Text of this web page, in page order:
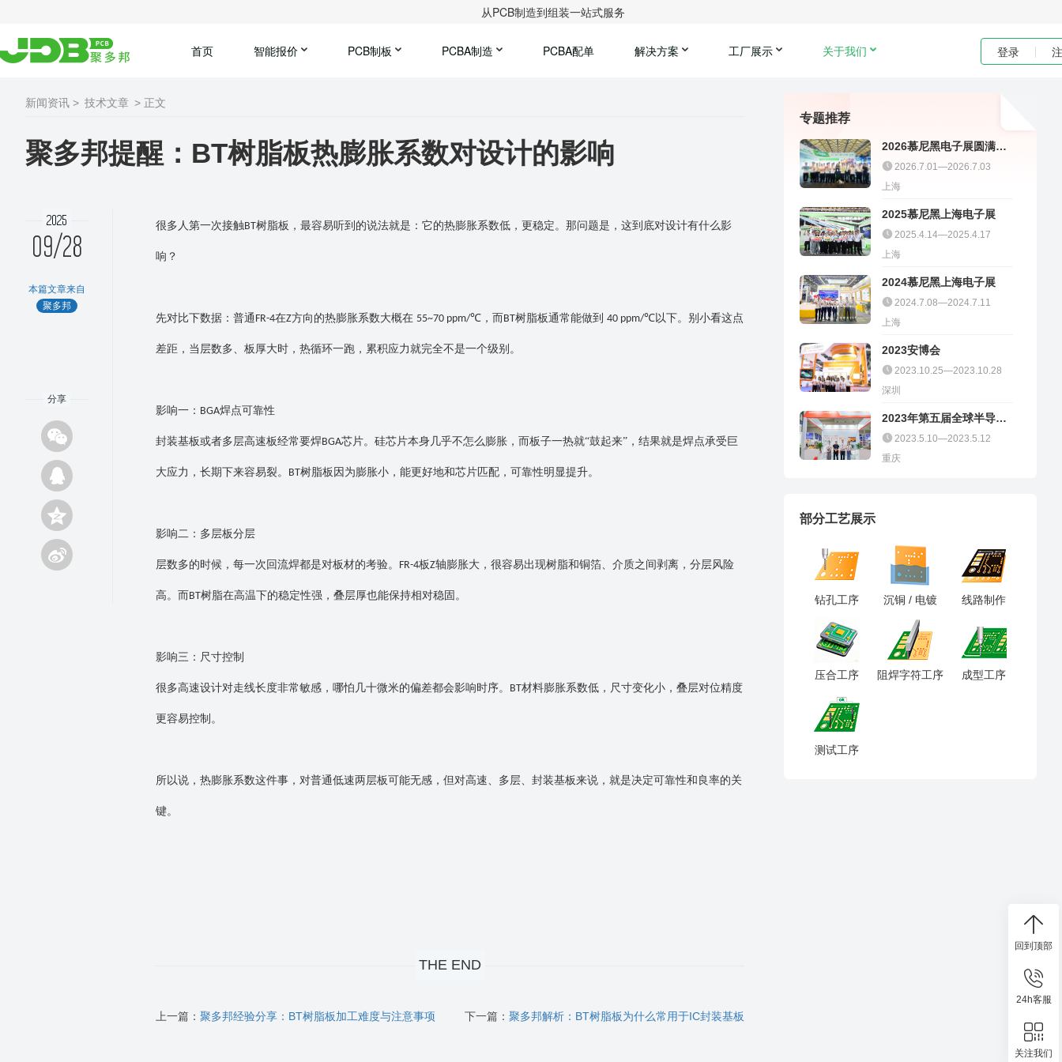
从PCB制造到组装一站式服务
首页 智能报价 PCB制板 PCBA制造 PCBA配单 解决方案 工厂展示 关于我们 登录
新闻资讯 > 技术文章 > 正文
聚多邦提醒：BT树脂板热膨胀系数对设计的影响
2025
09/28
本篇文章来自
聚多邦
分享
很多人第一次接触BT树脂板，最容易听到的说法就是：它的热膨胀系数低，更稳定。那问题是，这到底对设计有什么影
响？
先对比下数据：普通 FR-4在Z方向的热膨胀系数大概在 55~70 ppm/℃，而 BT树脂板通常能做到 40 ppm/℃以下。别小看这点
差距，当层数多、板厚大时，热循环一跑，累积应力就完全不是一个级别。
影响一： BGA焊点可靠性
封装基板或者多层高速板经常要焊BGA芯片。硅芯片本身几乎不怎么膨胀，而板子一热就“鼓起来”，结果就是焊点承受巨
大应力，长期下来容易裂。 BT树脂板因为膨胀小，能更好地和芯片匹配，可靠性明显提升。
影响二：多层板分层
层数多的时候，每一次回流焊都是对板材的考验。 FR-4板Z轴膨胀大，很容易出现树脂和铜箔、介质之间剥离，分层风险
高。而 BT树脂在高温下的稳定性强，叠层厚也能保持相对稳固。
影响三：尺寸控制
很多高速设计对走线长度非常敏感，哪怕几十微米的偏差都会影响时序。 BT材料膨胀系数低，尺寸变化小，叠层对位精度
更容易控制。
所以说，热膨胀系数这件事，对普通低速两层板可能无感，但对高速、多层、封装基板来说，就是决定可靠性和良率的关
键。
THE END
上一篇： 聚多邦经验分享：BT树脂板加工难度与注意事项 下一篇： 聚多邦解析：BT树脂板为什么常用于IC封装基板
专题推荐
2026慕尼黑电子展圆满收
官｜聚多邦精彩不停
2026.7.01—2026.7.03
上海
2025慕尼黑上海电子展
2025.4.14—2025.4.17
上海
2024慕尼黑上海电子展
2024.7.08—2024.7.11
上海
2023安博会
2023.10.25—2023.10.28
深圳
2023年第五届全球半导体
产业（重庆）博览会
2023.5.10—2023.5.12
重庆
部分工艺展示
钻孔工序 沉铜 / 电镀 线路制作
压合工序 阻焊字符工序 成型工序
测试工序
回到顶部
24h客服
关注我们